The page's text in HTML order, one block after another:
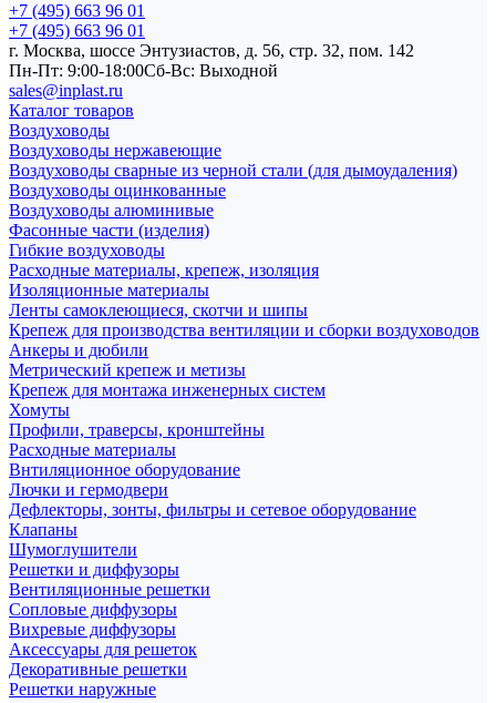
+7 (495) 663 96 01
+7 (495) 663 96 01
г. Москва, шоссе Энтузиастов, д. 56, стр. 32, пом. 142
Пн-Пт: 9:00-18:00Cб-Вс: Выходной
sales@inplast.ru
Каталог товаров
Воздуховоды
Воздуховоды нержавеющие
Воздуховоды сварные из черной стали (для дымоудаления)
Воздуховоды оцинкованные
Воздуховоды алюминивые
Фасонные части (изделия)
Гибкие воздуховоды
Расходные материалы, крепеж, изоляция
Изоляционные материалы
Ленты самоклеющиеся, скотчи и шипы
Крепеж для производства вентиляции и сборки воздуховодов
Анкеры и дюбили
Метрический крепеж и метизы
Крепеж для монтажа инженерных систем
Хомуты
Профили, траверсы, кронштейны
Расходные материалы
Внтиляционное оборудование
Лючки и гермодвери
Дефлекторы, зонты, фильтры и сетевое оборудование
Клапаны
Шумоглушители
Решетки и диффузоры
Вентиляционные решетки
Сопловые диффузоры
Вихревые диффузоры
Аксессуары для решеток
Декоративные решетки
Решетки наружные